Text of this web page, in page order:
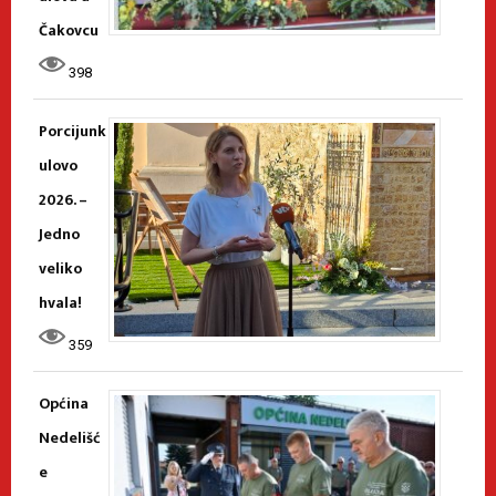
Čakovcu
398
Porcijunk
ulovo
2026. –
Jedno
veliko
hvala!
359
Općina
Nedelišć
e